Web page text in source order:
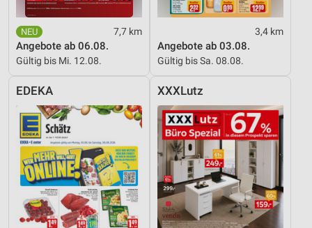
7,7 km
Angebote ab 06.08.
Gültig bis Mi. 12.08.
3,4 km
Angebote ab 03.08.
Gültig bis Sa. 08.08.
EDEKA XXXLutz
Erstellung von Profilen für personalisierte
Werbung
Verwendung von Profilen zur Auswahl
personalisierter Werbung
Erstellung von Profilen zur Personalisierung
von Inhalten
Verwendung von Profilen zur Auswahl
personalisierter Inhalte
Messung der Werbeleistung
Messung der Performance von Inhalten